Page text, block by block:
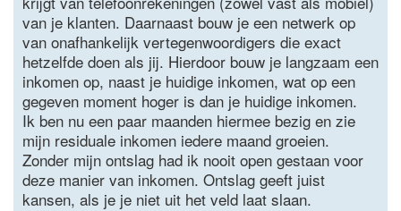
van je klanten. Daarnaast bouw je een netwerk op
van onafhankelijk vertegenwoordigers die exact
hetzelfde doen als jij. Hierdoor bouw je langzaam een
inkomen op, naast je huidige inkomen, wat op een
gegeven moment hoger is dan je huidige inkomen.
Ik ben nu een paar maanden hiermee bezig en zie
mijn residuale inkomen iedere maand groeien.
Zonder mijn ontslag had ik nooit open gestaan voor
deze manier van inkomen. Ontslag geeft juist
kansen, als je je niet uit het veld laat slaan.